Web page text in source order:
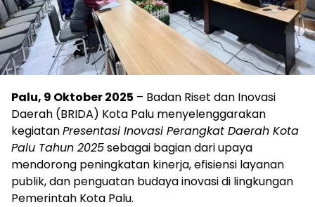
Palu, 9 Oktober 2025 – Badan Riset dan Inovasi
Daerah (BRIDA) Kota Palu menyelenggarakan
kegiatanPresentasi Inovasi Perangkat Daerah Kota
Palu Tahun 2025sebagai bagian dari upaya
mendorong peningkatan kinerja, efisiensi layanan
publik, dan penguatan budaya inovasi di lingkungan
Pemerintah Kota Palu.